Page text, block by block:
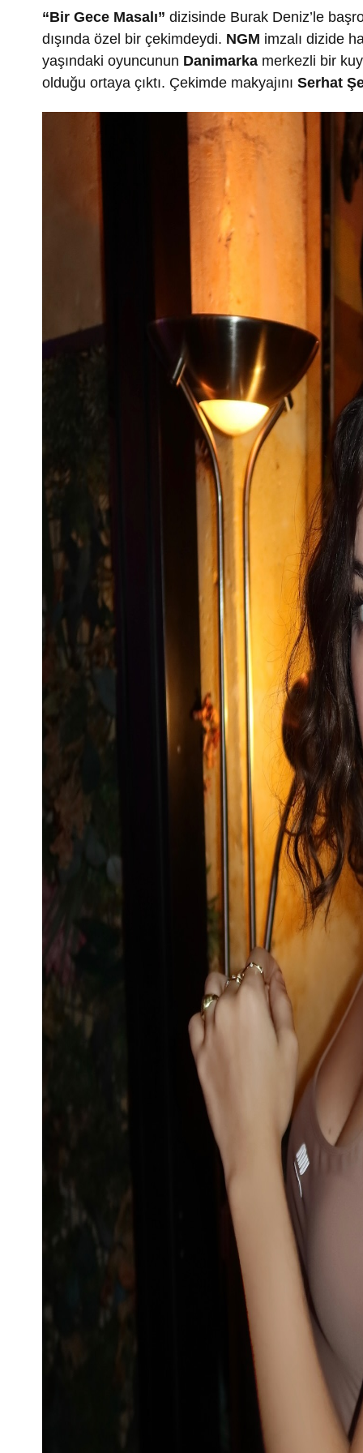
“Bir Gece Masalı” dizisinde Burak Deniz’le
dışında özel bir çekimdeydi. NGM imzalı dizide
yaşındaki oyuncunun Danimarka merkezli bir
olduğu ortaya çıktı. Çekimde makyajını Serhat